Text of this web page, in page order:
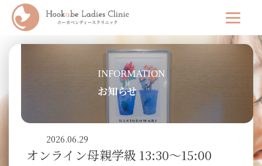
INFORMATION
お知らせ
2026.06.29
オンライン母親学級 13:30～15:00